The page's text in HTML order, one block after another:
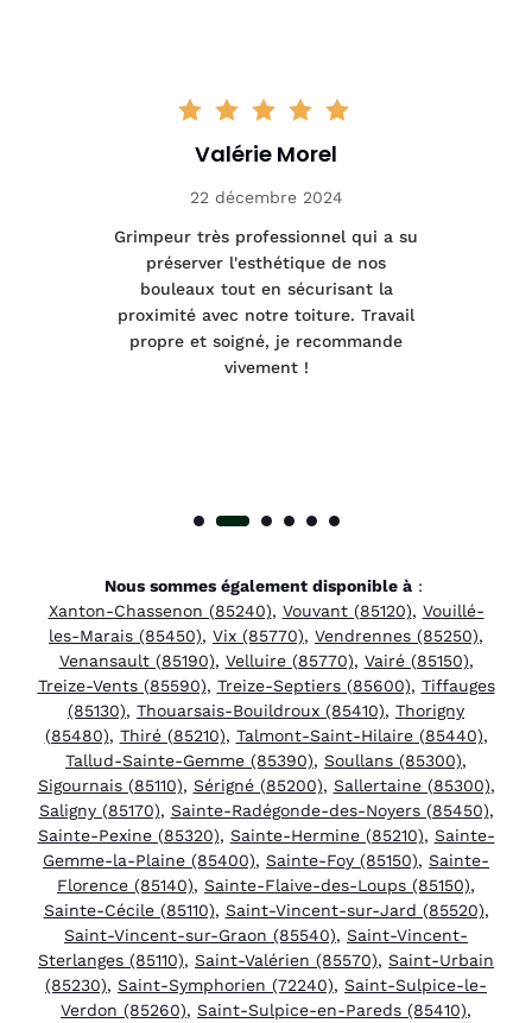
Valérie Morel
22 décembre 2024
Grimpeur très professionnel qui a su
préserver l'esthétique de nos
bouleaux tout en sécurisant la
proximité avec notre toiture. Travail
propre et soigné, je recommande
vivement !
Nous sommes également disponible à:
Xanton-Chassenon (85240), Vouvant (85120), Vouillé-
les-Marais (85450), Vix (85770), Vendrennes (85250),
Venansault (85190), Velluire (85770), Vairé (85150),
Treize-Vents (85590), Treize-Septiers (85600), Tiffauges
(85130), Thouarsais-Bouildroux (85410), Thorigny
(85480), Thiré (85210), Talmont-Saint-Hilaire (85440),
Tallud-Sainte-Gemme (85390), Soullans (85300),
Sigournais (85110), Sérigné (85200), Sallertaine (85300),
Saligny (85170), Sainte-Radégonde-des-Noyers (85450),
Sainte-Pexine (85320), Sainte-Hermine (85210), Sainte-
Gemme-la-Plaine (85400), Sainte-Foy (85150), Sainte-
Florence (85140), Sainte-Flaive-des-Loups (85150),
Sainte-Cécile (85110), Saint-Vincent-sur-Jard (85520),
Saint-Vincent-sur-Graon (85540), Saint-Vincent-
Sterlanges (85110), Saint-Valérien (85570), Saint-Urbain
(85230), Saint-Symphorien (72240), Saint-Sulpice-le-
Verdon (85260), Saint-Sulpice-en-Pareds (85410),